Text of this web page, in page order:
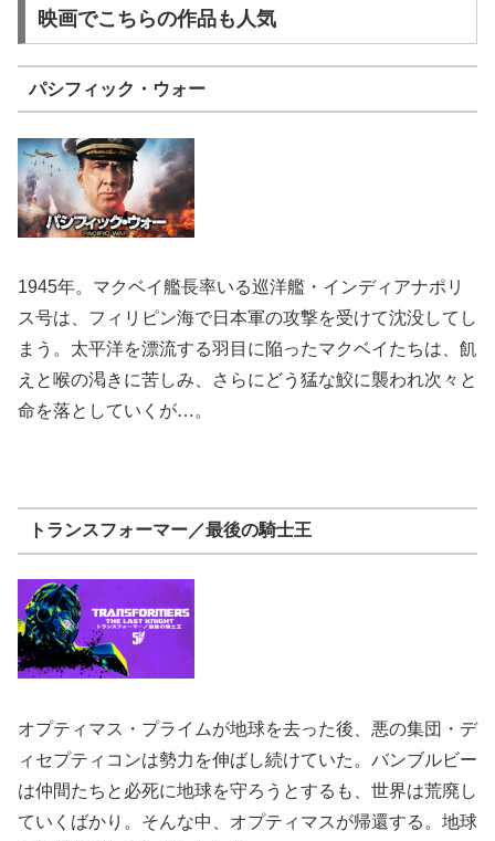
映画でこちらの作品も人気
パシフィック・ウォー
1945年。マクベイ艦長率いる巡洋艦・インディアナポリ
ス号は、フィリピン海で日本軍の攻撃を受けて沈没してし
まう。太平洋を漂流する羽目に陥ったマクベイたちは、飢
えと喉の渇きに苦しみ、さらにどう猛な鮫に襲われ次々と
命を落としていくが…。
トランスフォーマー／最後の騎士王
オプティマス・プライムが地球を去った後、悪の集団・デ
ィセプティコンは勢力を伸ばし続けていた。バンブルビー
は仲間たちと必死に地球を守ろうとするも、世界は荒廃し
ていくばかり。そんな中、オプティマスが帰還する。地球